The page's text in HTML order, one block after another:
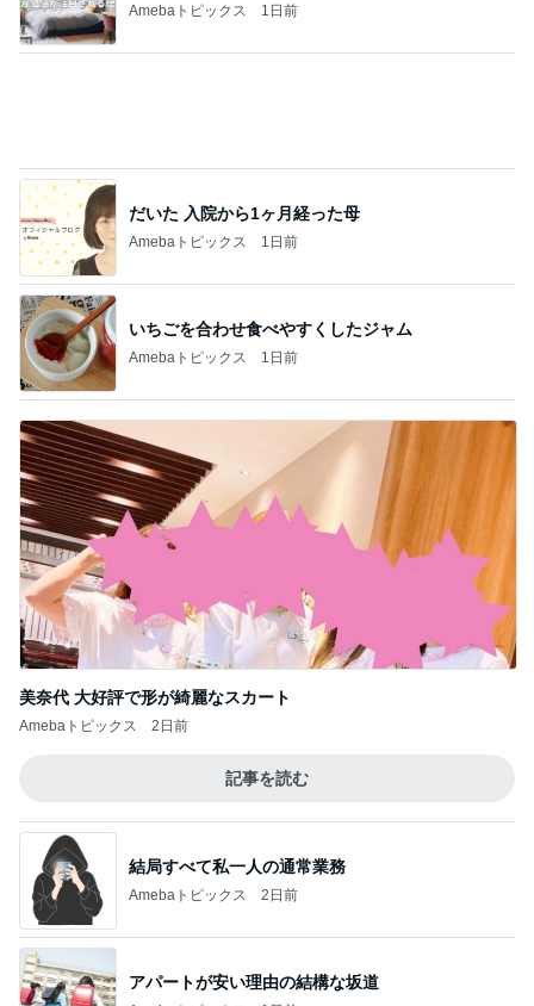
Amebaトピックス 1日前
美奈代 大好評で形が綺麗なスカート
Amebaトピックス 2日前
結局すべて私一人の通常業務
Amebaトピックス
Amebaトピックス 1日前
2,711万円で4LDKの広々とした物件
Amebaトピックス 1日前